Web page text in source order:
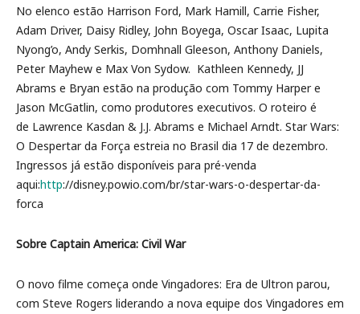
No elenco estão Harrison Ford, Mark Hamill, Carrie Fisher,
Adam Driver, Daisy Ridley, John Boyega, Oscar Isaac, Lupita
Nyong’o, Andy Serkis, Domhnall Gleeson, Anthony Daniels,
Peter Mayhew e Max Von Sydow. Kathleen Kennedy, JJ
Abrams e Bryan estão na produção com Tommy Harper e
Jason McGatlin, como produtores executivos. O roteiro é
de Lawrence Kasdan & J.J. Abrams e Michael Arndt. Star Wars:
O Despertar da Força estreia no Brasil dia 17 de dezembro.
Ingressos já estão disponíveis para pré-venda
aqui:http://disney.powio.com/br/star-wars-o-despertar-da-
forca
Sobre Captain America: Civil War
O novo filme começa onde Vingadores: Era de Ultron parou,
com Steve Rogers liderando a nova equipe dos Vingadores em